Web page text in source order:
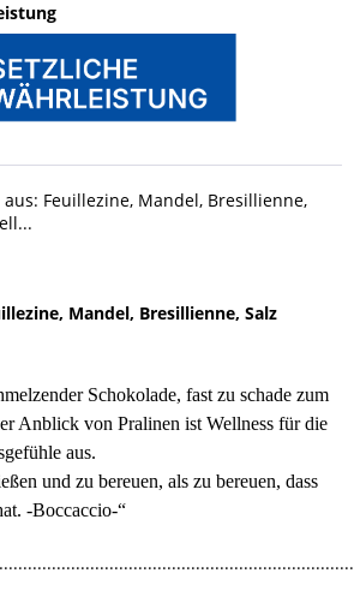
Feuillezine, Mandel, Bresillienne,
Mandel, Bresillienne, Salz
Schokolade, fast zu schade zum
Anblick von Pralinen ist Wellness für die
aus.
und zu bereuen, als zu bereuen, dass
-Boccaccio-“